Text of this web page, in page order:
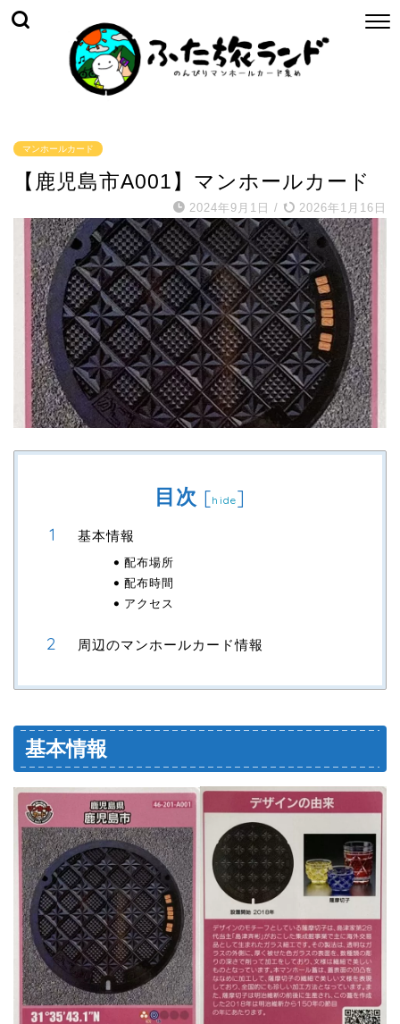
マンホールカード
【鹿児島市A001】マンホールカード
2024年9月1日 / 2026年1月16日
目次 [hide]
基本情報
配布場所
配布時間
アクセス
周辺のマンホールカード情報
基本情報